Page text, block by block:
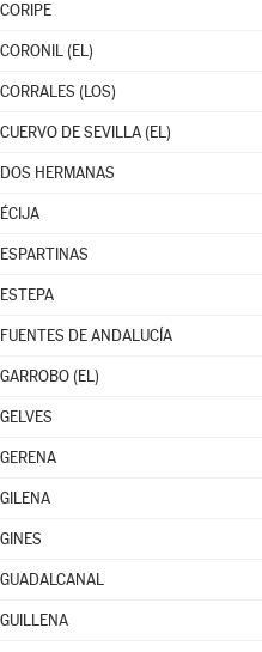
CORIPE
CORONIL (EL)
CORRALES (LOS)
CUERVO DE SEVILLA (EL)
DOS HERMANAS
ÉCIJA
ESPARTINAS
ESTEPA
FUENTES DE ANDALUCÍA
GARROBO (EL)
GELVES
GERENA
GILENA
GINES
GUADALCANAL
GUILLENA